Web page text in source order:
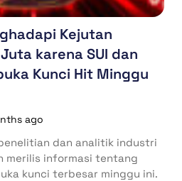
Kejutan
karena SUI dan
Kunci Hit Minggu
ago
dan analitik industri
merilis informasi tentang
kunci terbesar minggu ini.